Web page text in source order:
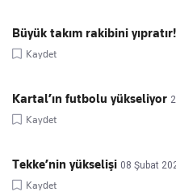
Büyük takım rakibini yıpratır!
Kaydet
Kartal’ın futbolu yükseliyor
Kaydet
Tekke’nin yükselişi 08 Şubat
Kaydet